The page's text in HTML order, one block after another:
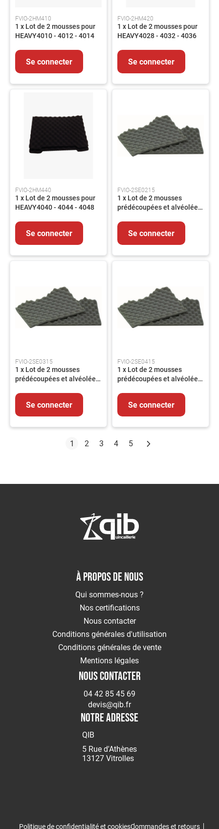
À
propos
Contact
FVIO-2HM410
1 x Lot de 2 mousses pour
HEAVY4010 - 4012 - 4014
Se connecter
FVIO-2HM420
1 x Lot de 2 mousses pour
HEAVY4028 - 4032 - 4036
Se connecter
FVIO-2HM440
1 x Lot de 2 mousses pour
HEAVY4040 - 4044 - 4048
Se connecter
FVIO-2SE0215
1 x Lot de 2 mousses
prédécoupées et alvéolées
Se connecter
FVIO-2SE0315
1 x Lot de 2 mousses
prédécoupées et alvéolées
Se connecter
FVIO-2SE0415
1 x Lot de 2 mousses
prédécoupées et alvéolées
Se connecter
Vous lisez actuellement la page
1 Page
2 Page
3 Page
4 Page
5 Page
Suivant
À PROPOS DE NOUS
Qui sommes-nous ?
Nos certifications
Nous contacter
Conditions générales d'utilisation
Conditions générales de vente
Mentions légales
NOUS CONTACTER
04 42 85 45 69
devis@qib.fr
NOTRE ADRESSE
QIB
5 Rue d'Athènes
13127 Vitrolles
Politique de confidentialité et cookiesCommandes et retours